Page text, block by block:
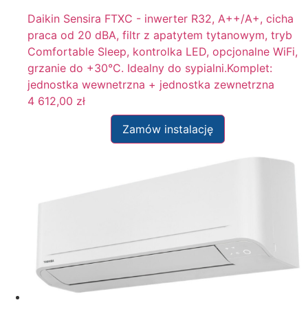
Daikin Sensira FTXC - inwerter R32, A++/A+, cicha
praca od 20 dBA, filtr z apatytem tytanowym, tryb
Comfortable Sleep, kontrolka LED, opcjonalne WiFi,
grzanie do +30°C. Idealny do sypialni.Komplet:
jednostka wewnetrzna + jednostka zewnetrzna
4 612,00 zł
Zamów instalację